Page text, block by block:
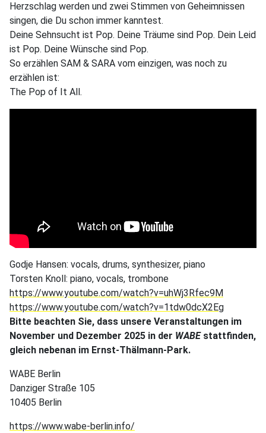
Herzschlag werden und zwei Stimmen von Geheimnissen
singen, die Du schon immer kanntest.
Deine Sehnsucht ist Pop. Deine Träume sind Pop. Dein Leid
ist Pop. Deine Wünsche sind Pop.
So erzählen SAM & SARA vom einzigen, was noch zu
erzählen ist:
The Pop of It All.
Godje Hansen: vocals, drums, synthesizer, piano
Torsten Knoll: piano, vocals, trombone
https://www.youtube.com/watch?v=uhWj3Rfec9M
https://www.youtube.com/watch?v=1tdw0dcX2Eg
Bitte beachten Sie, dass unsere Veranstaltungen im
November und Dezember 2025 in der WABEstattfinden,
gleich nebenan im Ernst-Thälmann-Park.
WABE Berlin
Danziger Straße 105
10405 Berlin
https://www.wabe-berlin.info/